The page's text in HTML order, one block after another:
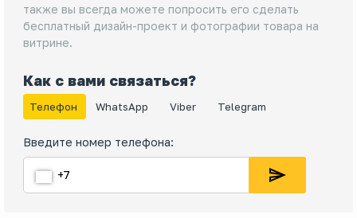
также вы всегда можете попросить его сделать
бесплатный дизайн-проект и фотографии товара на
витрине.
Как с вами связаться?
Телефон WhatsApp Viber Telegram
Введите номер телефона: